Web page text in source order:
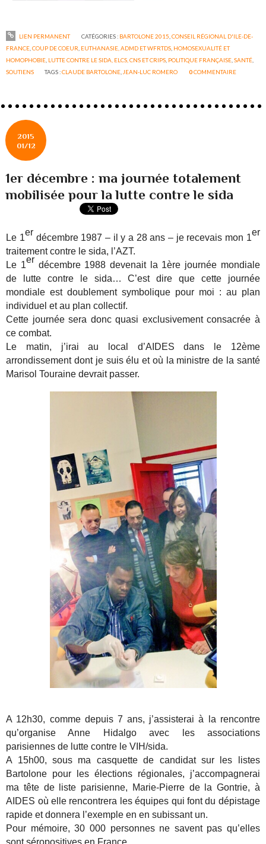
LIEN PERMANENT CATÉGORIES : BARTOLONE 2015 CONSEIL RÉGIONAL D'ILE-DE-
FRANCE ,COUP DE COEUR EUTHANASIE, ADMD ET WFRTDS HOMOSEXUALITÉ ET
HOMOPHOBIE LUTTE CONTRE LE SIDA, ELCS, CNS ET CRIPS POLITIQUE FRANÇAISE ,SANTÉ
SOUTIENS
TAGS :CLAUDE BARTOLONE JEAN-LUC ROMERO 0COMMENTAIRE
2015
01/12
1er décembre : ma journée totalement
mobilisée pour la lutte contre le sida
Le 1er décembre 1987 – il y a 28 ans – je recevais mon 1er
traitement contre le sida, l’AZT.
Le 1er décembre 1988 devenait la 1ère journée mondiale
de lutte contre le sida… C’est dire que cette journée
mondiale est doublement symbolique pour moi : au plan
individuel et au plan collectif.
Cette journée sera donc quasi exclusivement consacrée à
ce combat.
Le matin, j’irai au local d’AIDES dans le 12ème
arrondissement dont je suis élu et où la ministre de la santé
Marisol Touraine devrait passer.
A 12h30, comme depuis 7 ans, j’assisterai à la rencontre
qu’organise Anne Hidalgo avec les associations
parisiennes de lutte contre le VIH/sida.
A 15h00, sous ma casquette de candidat sur les listes
Bartolone pour les élections régionales, j’accompagnerai
ma tête de liste parisienne, Marie-Pierre de la Gontrie, à
AIDES où elle rencontrera les équipes qui font du dépistage
rapide et donnera l’exemple en en subissant un.
Pour mémoire, 30 000 personnes ne savent pas qu’elles